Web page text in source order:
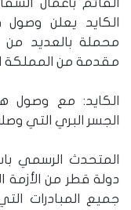
القائم بأعمال
الكايد يعلن
محملة بالعديد من
مقدمة من المملكة
الكايد: مع وصول
الجسر البري التي وصلت
المتحدث الرسمي
دولة قطر من
جميع المبادرات